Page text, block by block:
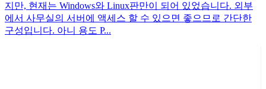
지만, 현재는 Windows와 Linux판만이 되어 있었습니다. 외부
에서 사무실의 서버에 액세스 할 수 있으면 좋으므로 간단한
구성입니다. 아니 용도 P...